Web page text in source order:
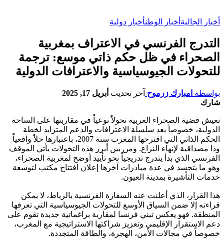
أخبار الجالية أخبار الوطنأخبار دولية
التدرج الفرنسي في الاعتراف بمغربية
الصحراء في ظل حكم ذاتي موسع: ترجمة
للتحولات الجيوسياسية والاعترافات الدولية
بواسطة امبارك زرموح آخر تحديث أبريل 17, 2025
شارك
تعيش قضية الصحراء الغربية تحولاً نوعياً في مقاربتها على الساحة
الدولية، خصوصاً بعد سلسلة الاعترافات والدعم المتزايد لخطة
الحكم الذاتي التي اقترحها المغرب سنة 2007، باعتبارها حلاً واقعياً
وذا مصداقية لإنهاء النزاع. ومن بين أبرز هذه التحولات يأتي الموقف
الفرنسي الذي بدأ يتدرج تدريجياً نحو تأييد أوضح لمغربية الصحراء،
وهو ما يتجسد في عدة مبادرات آخرها إعلان افتتاح مكتب لتوسعة
خدمات التأشيرة بمدينة العيون.
هذا القرار، الذي أعلنت عنه السفارة الفرنسية بالرباط، لا يمكن
قراءته إلا ضمن السياق الأوسع للتحولات الجيوسياسية التي تعرفها
المنطقة. فهو يعكس تبني فرنسا لمقاربة براغماتية جديدة تقوم على
دعم الاستقرار الإقليمي وتعزيز شراكتها الاستراتيجية مع المغرب،
خصوصاً في مجالات الأمن، الهجرة، والطاقة المتجددة.